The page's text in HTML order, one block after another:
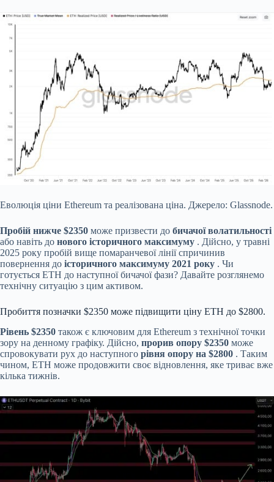
Еволюція ціни Ethereum та реалізована ціна. Джерело: Glassnode.
Пробій нижче $2350 може призвести до бичачої волатильності
або навіть до нового історичного максимуму . Дійсно, у травні
2025 року пробій вище помаранчевої лінії спричинив
повернення до історичного максимуму 2021 року . Чи
готується ETH до наступної бичачої фази? Давайте розглянемо
технічну ситуацію з цим активом.
Пробиття позначки $2350 може підвищити ціну ETH до $2800.
Рівень $2350 також є ключовим для Ethereum з технічної точки
зору на денному графіку. Дійсно, прорив опору $2350 може
спровокувати рух до наступного рівня опору на $2800 . Таким
чином, ETH може продовжити своє відновлення, яке триває вже
кілька тижнів.